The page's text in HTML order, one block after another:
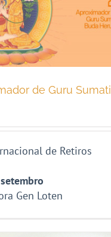
de Guru Sumati
de Retiros
Gen Loten